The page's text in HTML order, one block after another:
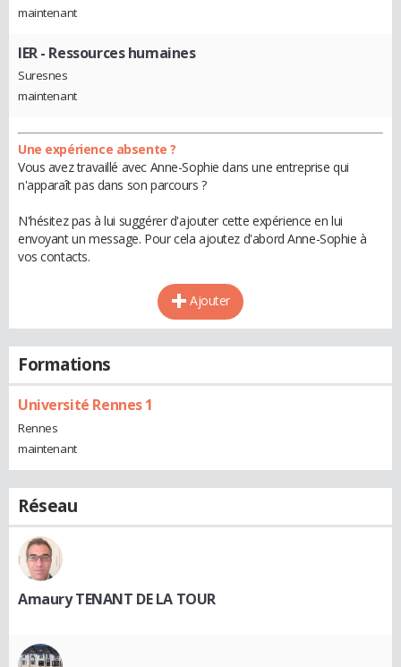
maintenant
IER- Ressources humaines
Suresnes
maintenant
Une expérience absente ?
Vous avez travaillé avec Anne-Sophie dans une entreprise qui
n'apparaît pas dans son parcours ?
N'hésitez pas à lui suggérer d'ajouter cette expérience en lui
envoyant un message. Pour cela ajoutez d'abord Anne-Sophie à
vos contacts.
Ajouter
Formations
Université Rennes 1
Rennes
maintenant
Réseau
Amaury TENANT DE LA TOUR